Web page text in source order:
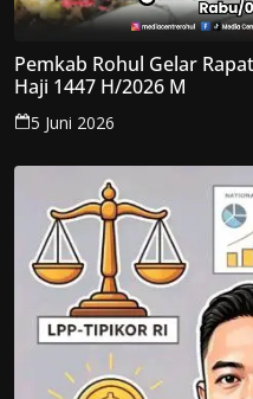
Pemkab Rohul Gelar
Haji 1447 H/2026 M
5 Juni 2026